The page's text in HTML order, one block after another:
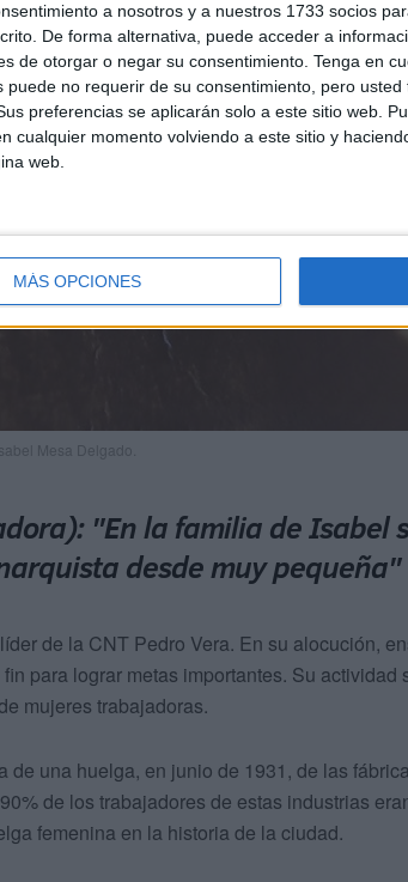
a nosotros y a nuestros 1733 socios
De forma alternativa, puede acceder a
de otorgar o negar su consentimiento. Tenga en
puede no requerir de su consentimiento, pero
preferencias se aplicarán solo a este sitio web.
cualquier momento volviendo a este sitio y
web.
MÁS OPCIONES
Isabel Mesa Delgado.
"En la familia de Isabel
desde muy pequeña"
de la CNT Pedro Vera. En su alocución,
para lograr metas importantes. Su actividad
mujeres trabajadoras.
una huelga, en junio de 1931, de las
de los trabajadores de estas industrias
femenina en la historia de la ciudad.